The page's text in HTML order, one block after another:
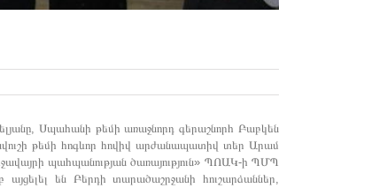
Սպահանի թեմի առաջնորդ գերաշնորհ Բաբկեն
թեմի հոգևոր հովիվ արժանապատիվ տեր Արամ
պահպանության ծառայություն» ՊՈԱԿ-ի ՊՄՊ
են Բերդի տարածաշրջանի հուշարձաններ,